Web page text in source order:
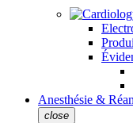
Anesthésie &
close